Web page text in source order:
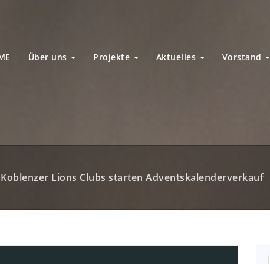
Über uns Projekte Aktuelles Vorstand
Koblenzer Lions Clubs starten Adventskalenderverkauf